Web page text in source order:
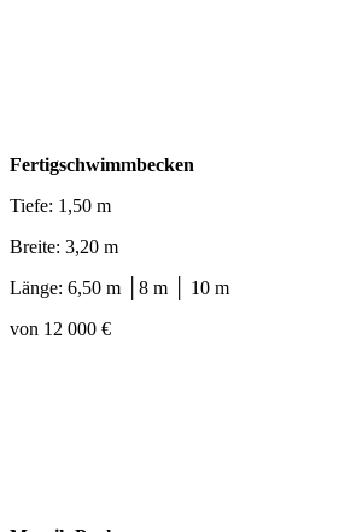
Fertigschwimmbecken
Tiefe: 1,50 m
Breite: 3,20 m
Länge: 6,50 m │8 m │ 10 m
von 12 000 €